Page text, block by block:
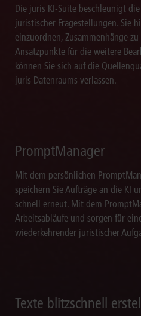
Die juris KI-Suite beschleunigt
juristischer Fragestellungen. Sie
einzuordnen, Zusammenhänge
Ansatzpunkte für die weitere
können Sie sich auf die
juris Datenraums verlassen.
PromptManager
Mit dem persönlichen
speichern Sie Aufträge an die KI
schnell erneut. Mit dem
Arbeitsabläufe und sorgen für
wiederkehrender juristischer
Texte blitzschnell